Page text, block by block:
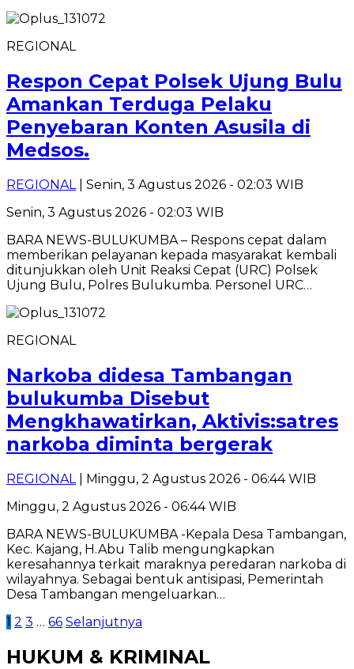
REGIONAL
Respon Cepat Polsek Ujung Bulu
Amankan Terduga Pelaku
Penyebaran Konten Asusila di
Medsos.
REGIONAL| Senin, 3 Agustus 2026 - 02:03 WIB
Senin, 3 Agustus 2026 - 02:03 WIB
BARA NEWS-BULUKUMBA – Respons cepat dalam
memberikan pelayanan kepada masyarakat kembali
ditunjukkan oleh Unit Reaksi Cepat (URC) Polsek
Ujung Bulu, Polres Bulukumba. Personel URC…
REGIONAL
Narkoba didesa Tambangan
bulukumba Disebut
Mengkhawatirkan, Aktivis:satres
narkoba diminta bergerak
REGIONAL| Minggu, 2 Agustus 2026 - 06:44 WIB
Minggu, 2 Agustus 2026 - 06:44 WIB
BARA NEWS-BULUKUMBA -Kepala Desa Tambangan,
Kec. Kajang, H.Abu Talib mengungkapkan
keresahannya terkait maraknya peredaran narkoba di
wilayahnya. Sebagai bentuk antisipasi, Pemerintah
Desa Tambangan mengeluarkan…
Paginasi
pos
1 2 3 … 66 Selanjutnya
HUKUM & KRIMINAL